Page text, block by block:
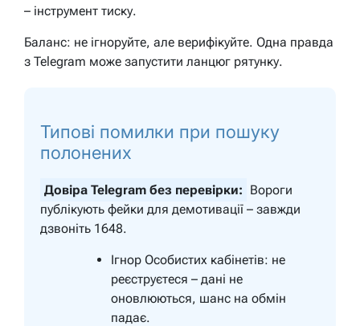
– інструмент тиску.
Баланс: не ігноруйте, але верифікуйте. Одна правда
з Telegram може запустити ланцюг рятунку.
Типові помилки при пошуку
полонених
Довіра Telegram без перевірки: Вороги
публікують фейки для демотивації – завжди
дзвоніть 1648.
Ігнор Особистих кабінетів: не
реєструєтеся – дані не
оновлюються, шанс на обмін
падає.